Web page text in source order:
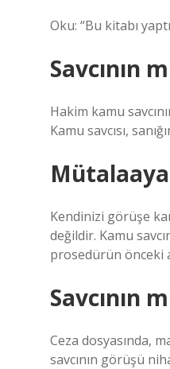
Oku: “Bu kitabı
Savcının
Hakim kamu
Kamu savcısı,
Mütalaaya
Kendinizi görüşe
değildir. Kamu
prosedürün önceki
Savcının
Ceza dosyasında,
savcının görüşü